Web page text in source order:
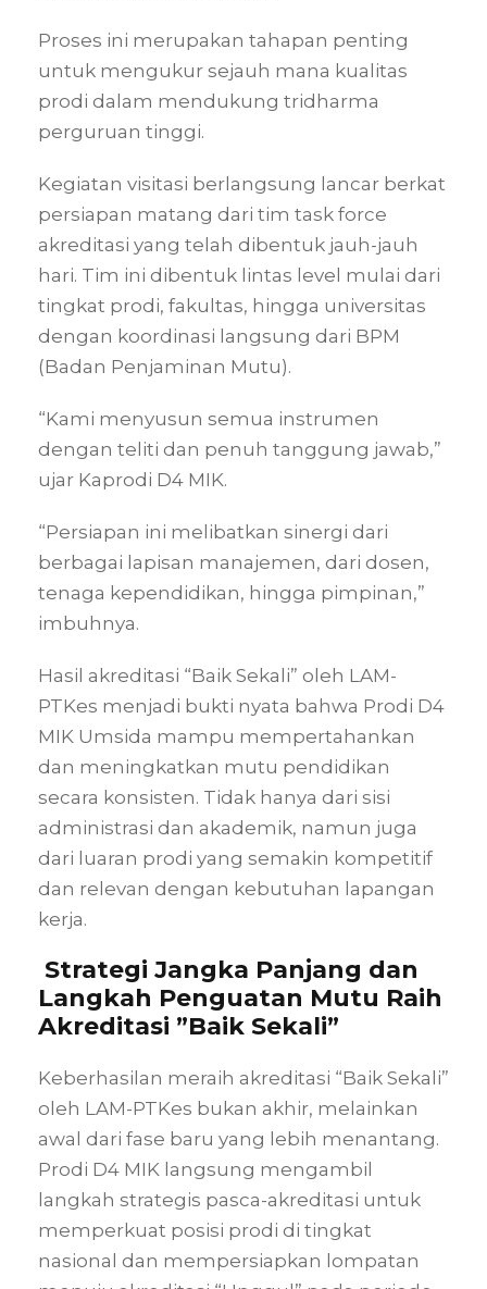
Proses ini merupakan tahapan penting
untuk mengukur sejauh mana kualitas
prodi dalam mendukung tridharma
perguruan tinggi.
Kegiatan visitasi berlangsung lancar berkat
persiapan matang dari tim task force
akreditasi yang telah dibentuk jauh-jauh
hari. Tim ini dibentuk lintas level mulai dari
tingkat prodi, fakultas, hingga universitas
dengan koordinasi langsung dari BPM
(Badan Penjaminan Mutu).
“Kami menyusun semua instrumen
dengan teliti dan penuh tanggung jawab,”
ujar Kaprodi D4 MIK.
“Persiapan ini melibatkan sinergi dari
berbagai lapisan manajemen, dari dosen,
tenaga kependidikan, hingga pimpinan,”
imbuhnya.
Hasil akreditasi “Baik Sekali” oleh LAM-
PTKes menjadi bukti nyata bahwa Prodi D4
MIK Umsida mampu mempertahankan
dan meningkatkan mutu pendidikan
secara konsisten. Tidak hanya dari sisi
administrasi dan akademik, namun juga
dari luaran prodi yang semakin kompetitif
dan relevan dengan kebutuhan lapangan
kerja.
Strategi Jangka Panjang dan
Langkah Penguatan Mutu Raih
Akreditasi ”Baik Sekali”
Keberhasilan meraih akreditasi “Baik Sekali”
oleh LAM-PTKes bukan akhir, melainkan
awal dari fase baru yang lebih menantang.
Prodi D4 MIK langsung mengambil
langkah strategis pasca-akreditasi untuk
memperkuat posisi prodi di tingkat
nasional dan mempersiapkan lompatan